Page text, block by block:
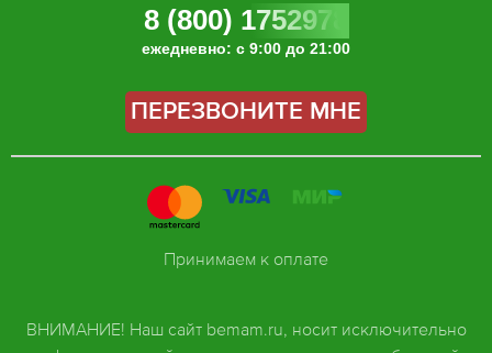
8 (800) 1752978
ежедневно: с 9:00 до 21:00
ПЕРЕЗВОНИТЕ МНЕ
ВНИМАНИЕ! Наш сайт bemam.ru, носит исключительно
Принимаем к оплате